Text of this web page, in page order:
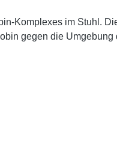
Komplexes im Stuhl.
gegen die Umgebung